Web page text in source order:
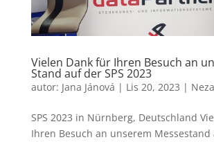
Vielen Dank für Ihren Besuch an
Stand auf der SPS 2023
autor: Jana Jánová | Lis 20, 2023 |
SPS 2023 in Nürnberg, Deutschland
Ihren Besuch an unserem Messestand